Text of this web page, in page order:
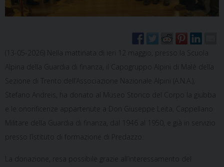
(13-05-2026) Nella mattinata di ieri 12 maggio, presso la Scuola
Alpina della Guardia di finanza, il Capogruppo Alpini di Malè della
Sezione di Trento dell’Associazione Nazionale Alpini (A.N.A.),
Stefano Andreis, ha donato al Museo Storico del Corpo la giubba
e le onorificenze appartenute a Don Giuseppe Leita, Cappellano
Militare della Guardia di finanza, dal 1946 al 1950, e già in servizio
presso l’Istituto di formazione di Predazzo.
La donazione, resa possibile grazie all’interessamento del